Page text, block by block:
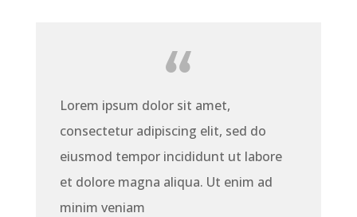
Lorem ipsum dolor sit amet,
consectetur adipiscing elit, sed do
eiusmod tempor incididunt ut labore
et dolore magna aliqua. Ut enim ad
minim veniam